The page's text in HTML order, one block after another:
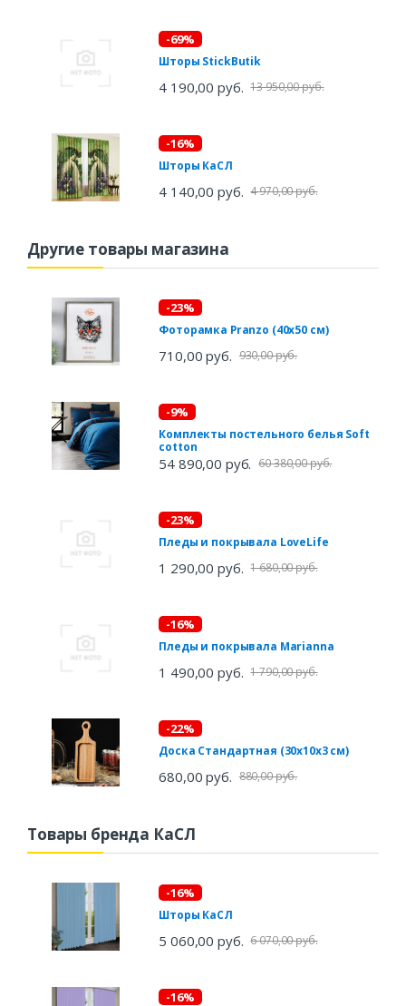
-69%
Шторы StickButik
4 190,00 руб. 13 950,00 руб.
-16%
Шторы КаСЛ
4 140,00 руб. 4 970,00 руб.
Другие товары магазина
-23%
Фоторамка Pranzo (40х50 см)
710,00 руб. 930,00 руб.
-9%
Комплекты постельного белья Soft
cotton
54 890,00 руб. 60 380,00 руб.
-23%
Пледы и покрывала LoveLife
1 290,00 руб. 1 680,00 руб.
-16%
Пледы и покрывала Marianna
1 490,00 руб. 1 790,00 руб.
-22%
Доска Стандартная (30х10х3 см)
680,00 руб. 880,00 руб.
Товары бренда КаСЛ
-16%
Шторы КаСЛ
5 060,00 руб. 6 070,00 руб.
-16%